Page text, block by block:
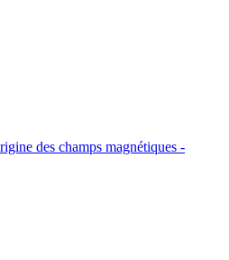
des champs magnétiques -